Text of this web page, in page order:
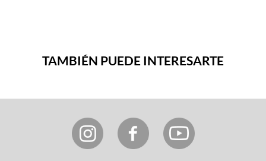
TAMBIÉN PUEDE INTERESARTE